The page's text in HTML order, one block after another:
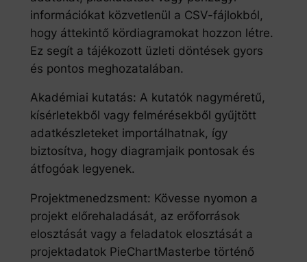
információkat közvetlenül a CSV-fájlokból,
hogy áttekintő kördiagramokat hozzon létre.
Ez segít a tájékozott üzleti döntések gyors
és pontos meghozatalában.
Akadémiai kutatás: A kutatók nagyméretű,
kísérletekből vagy felmérésekből gyűjtött
adatkészleteket importálhatnak, így
biztosítva, hogy diagramjaik pontosak és
átfogóak legyenek.
Projektmenedzsment: Kövesse nyomon a
projekt előrehaladását, az erőforrások
elosztását vagy a feladatok elosztását a
projektadatok PieChartMasterbe történő